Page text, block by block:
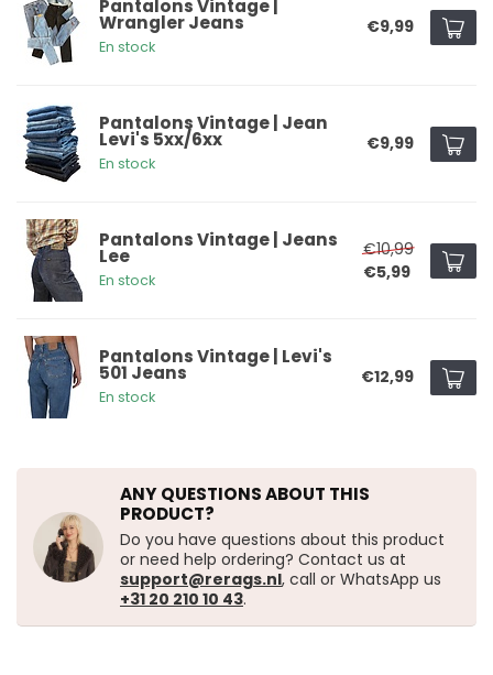
Pantalons Vintage |
Wrangler Jeans
En stock
€9,99
Pantalons Vintage | Jean
Levi's 5xx/6xx
En stock
€9,99
Pantalons Vintage | Jeans
Lee
En stock
€10,99
€5,99
Pantalons Vintage | Levi's
501 Jeans
En stock
€12,99
ANY QUESTIONS ABOUT THIS
PRODUCT?
Do you have questions about this product
or need help ordering? Contact us at
support@rerags.nl, call or WhatsApp us
+31 20 210 10 43.